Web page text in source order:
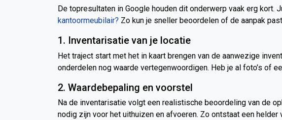
De topresultaten in Google houden dit onderwerp vaak erg
kantoormeubilair? Zo kun je sneller beoordelen of de aanpak
1. Inventarisatie van je locatie
Het traject start met het in kaart brengen van de aanwezige
onderdelen nog waarde vertegenwoordigen. Heb je al foto’s of
2. Waardebepaling en voorstel
Na de inventarisatie volgt een realistische beoordeling van de
nodig zijn voor het uithuizen en afvoeren. Zo ontstaat een